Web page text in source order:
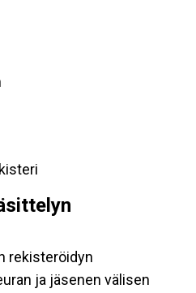
rekisteröidyn
ja jäsenen välisen